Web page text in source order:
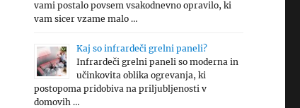
vami postalo povsem vsakodnevno opravilo, ki
vam sicer vzame malo …
Kaj so infrardeči grelni paneli?
Infrardeči grelni paneli so moderna in
učinkovita oblika ogrevanja, ki
postopoma pridobiva na priljubljenosti v
domovih …